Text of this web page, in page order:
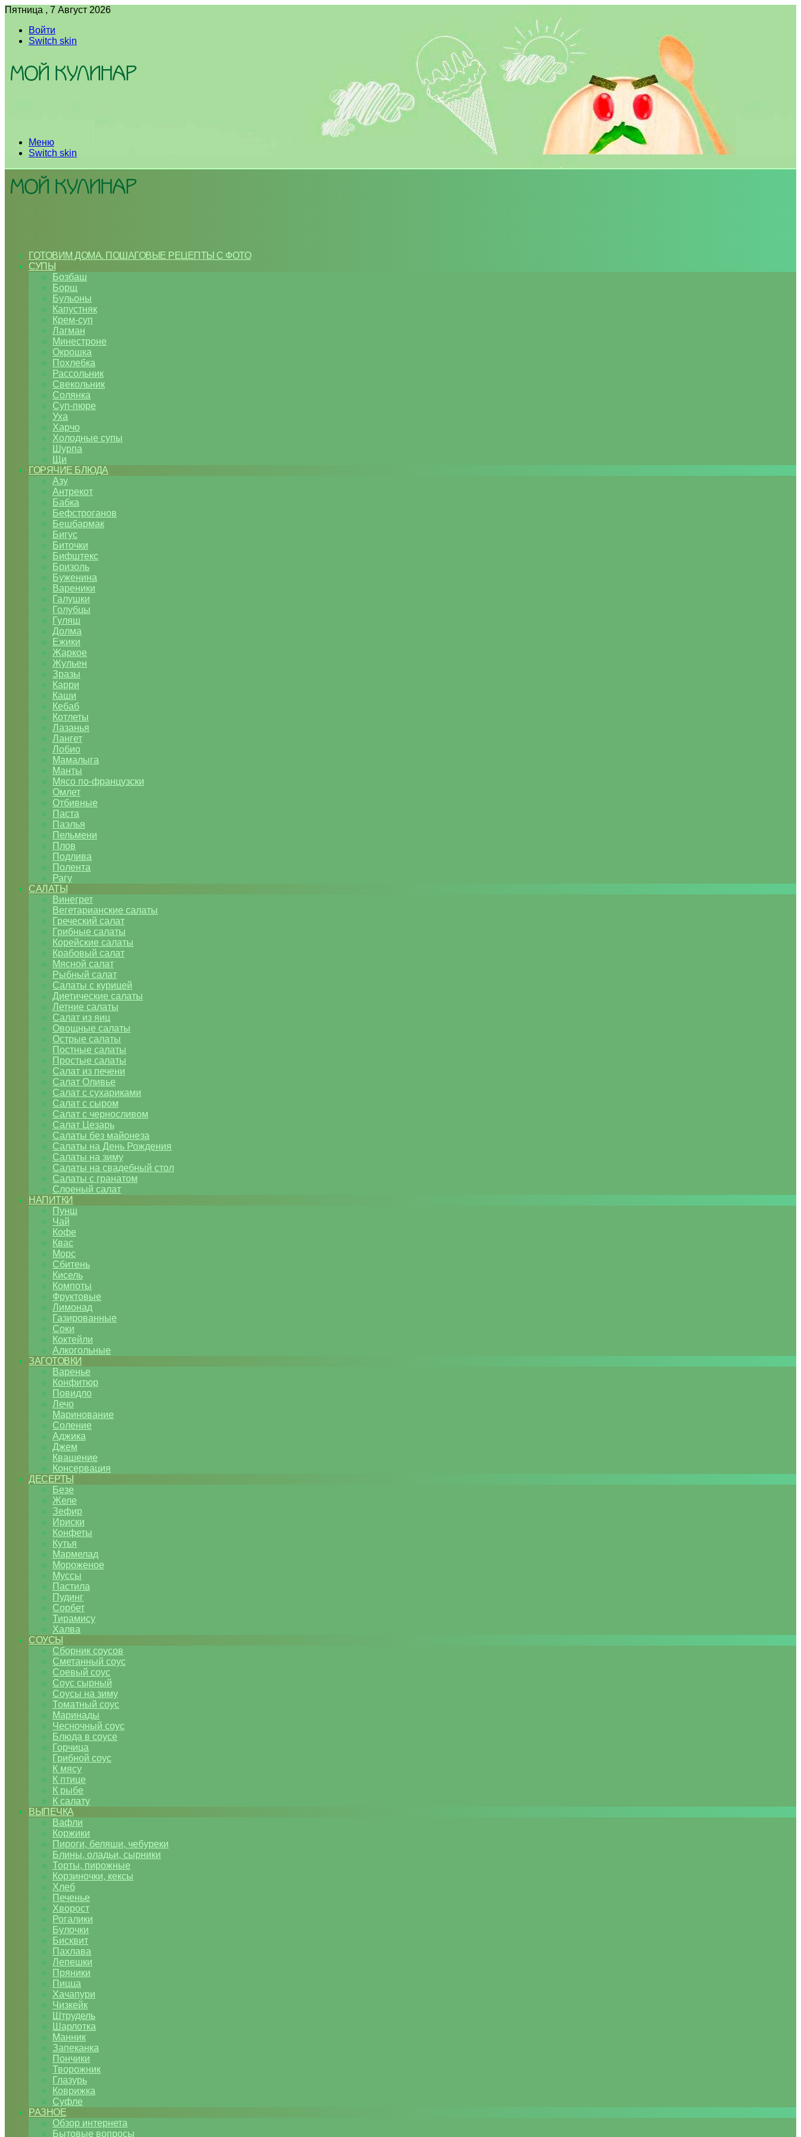
Пятница , 7 Август 2026
Войти
Switch skin
Меню
Switch skin
ГОТОВИМ ДОМА. ПОШАГОВЫЕ РЕЦЕПТЫ С ФОТО
СУПЫ
Бозбаш
Борщ
Бульоны
Капустняк
Крем-суп
Лагман
Минестроне
Окрошка
Похлебка
Рассольник
Свекольник
Солянка
Суп-пюре
Уха
Харчо
Холодные супы
Шурпа
Щи
ГОРЯЧИЕ БЛЮДА
Азу
Антрекот
Бабка
Бефстроганов
Бешбармак
Бигус
Биточки
Бифштекс
Бризоль
Буженина
Вареники
Галушки
Голубцы
Гуляш
Долма
Ежики
Жаркое
Жульен
Зразы
Карри
Каши
Кебаб
Котлеты
Лазанья
Лангет
Лобио
Мамалыга
Манты
Мясо по-французски
Омлет
Отбивные
Паста
Паэлья
Пельмени
Плов
Подлива
Полента
Рагу
САЛАТЫ
Винегрет
Вегетарианские салаты
Греческий салат
Грибные салаты
Корейские салаты
Крабовый салат
Мясной салат
Рыбный салат
Салаты с курицей
Диетические салаты
Летние салаты
Салат из яиц
Овощные салаты
Острые салаты
Постные салаты
Простые салаты
Салат из печени
Салат Оливье
Салат с сухариками
Салат с сыром
Салат с черносливом
Салат Цезарь
Салаты без майонеза
Салаты на День Рождения
Салаты на зиму
Салаты на свадебный стол
Салаты с гранатом
Слоеный салат
НАПИТКИ
Пунш
Чай
Кофе
Квас
Морс
Сбитень
Кисель
Компоты
Фруктовые
Лимонад
Газированные
Соки
Коктейли
Алкогольные
ЗАГОТОВКИ
Варенье
Конфитюр
Повидло
Лечо
Маринование
Соление
Аджика
Джем
Квашение
Консервация
ДЕСЕРТЫ
Безе
Желе
Зефир
Ириски
Конфеты
Кутья
Мармелад
Мороженое
Муссы
Пастила
Пудинг
Сорбет
Тирамису
Халва
СОУСЫ
Сборник соусов
Сметанный соус
Соевый соус
Соус сырный
Соусы на зиму
Томатный соус
Маринады
Чесночный соус
Блюда в соусе
Горчица
Грибной соус
К мясу
К птице
К рыбе
К салату
ВЫПЕЧКА
Вафли
Коржики
Пироги, беляши, чебуреки
Блины, оладьи, сырники
Торты, пирожные
Корзиночки, кексы
Хлеб
Печенье
Хворост
Рогалики
Булочки
Бисквит
Пахлава
Лепешки
Пряники
Пицца
Хачапури
Чизкейк
Штрудель
Шарлотка
Манник
Запеканка
Пончики
Творожник
Глазурь
Коврижка
Суфле
РАЗНОЕ
Обзор интернета
Бытовые вопросы